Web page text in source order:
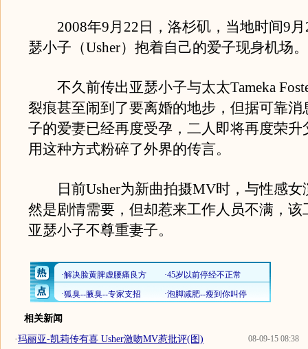
2008年9月22日，洛杉矶，当地时间9月
瑟小子（Usher）抱着自己的爱子现身机场。
不久前传出亚瑟小子与太太Tameka
裂痕甚至闹到了要离婚的地步，但据可靠消
子的爱妻已经再度受孕，二人即将再度荣升
用这种方式粉碎了外界的传言。
日前Usher为新曲拍摄MV时，与性感女
然是剧情需要，但却惹来工作人员不满，该
亚瑟小子不尊重妻子。
相关新闻
08-09-15 08:38
·玛丽亚-凯莉传有喜 Usher激吻MV惹批评(图)